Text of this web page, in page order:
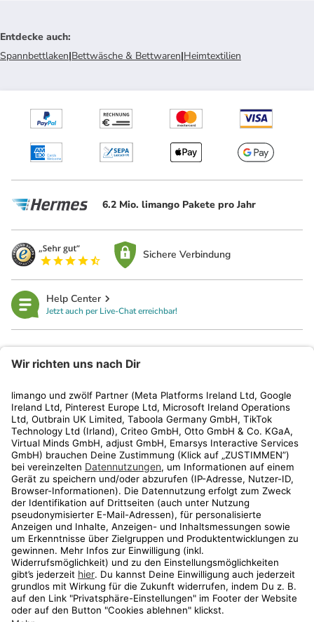
Entdecke auch:
Spannbettlaken|Bettwäsche & Bettwaren|Heimtextilien
6.2 Mio. limango Pakete pro Jahr
Sichere Verbindung
Help Center
Jetzt auch per Live-Chat erreichbar!
Kundenservice
Shop
Aktionen
Travel